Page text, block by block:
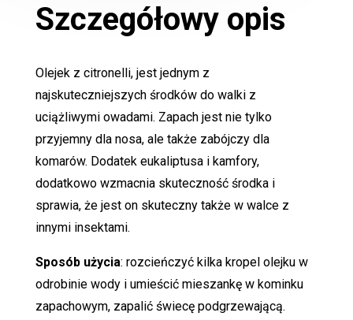
Szczegółowy opis
Olejek z citronelli, jest jednym z
najskuteczniejszych środków do walki z
uciążliwymi owadami. Zapach jest nie tylko
przyjemny dla nosa, ale także zabójczy dla
komarów. Dodatek eukaliptusa i kamfory,
dodatkowo wzmacnia skuteczność środka i
sprawia, że jest on skuteczny także w walce z
innymi insektami.
Sposób użycia: rozcieńczyć kilka kropel olejku w
odrobinie wody i umieścić mieszankę w kominku
zapachowym, zapalić świecę podgrzewającą.